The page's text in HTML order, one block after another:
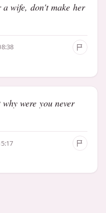
wife, don't make her
were you never